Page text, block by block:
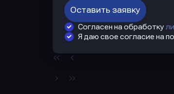
Оставить заявку
Согласен на обработку
Я даю свое согласие на